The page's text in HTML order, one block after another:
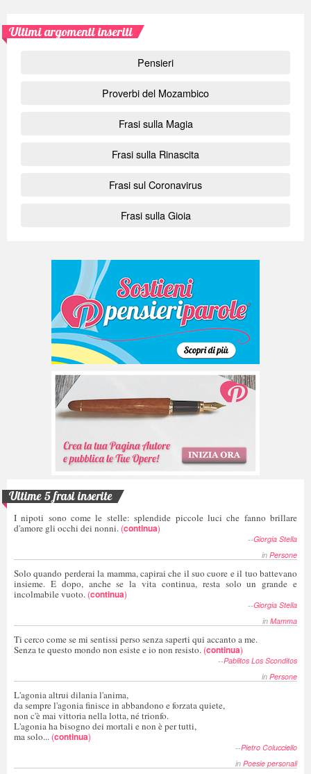
Ultimi argomenti inseriti
Pensieri
Proverbi del Mozambico
Frasi sulla Magia
Frasi sulla Rinascita
Frasi sul Coronavirus
Frasi sulla Gioia
Ultime 5 frasi inserite
I nipoti sono come le stelle: splendide piccole luci che fanno brillare
d'amore gli occhi dei nonni. (continua)
--Giorgia Stella
in Persone
Solo quando perderai la mamma, capirai che il suo cuore e il tuo battevano
insieme. E dopo, anche se la vita continua, resta solo un grande e
incolmabile vuoto. (continua)
--Giorgia Stella
in Mamma
Ti cerco come se mi sentissi perso senza saperti qui accanto a me.
Senza te questo mondo non esiste e io non resisto. (continua)
--Pablitos Los Sconditos
in Persone
L'agonia altrui dilania l'anima,
da sempre l'agonia finisce in abbandono e forzata quiete,
non c'è mai vittoria nella lotta, né trionfo.
L'agonia ha bisogno dei mortali e non è per tutti,
ma solo... (continua)
--Pietro Colucciello
in Poesie personali